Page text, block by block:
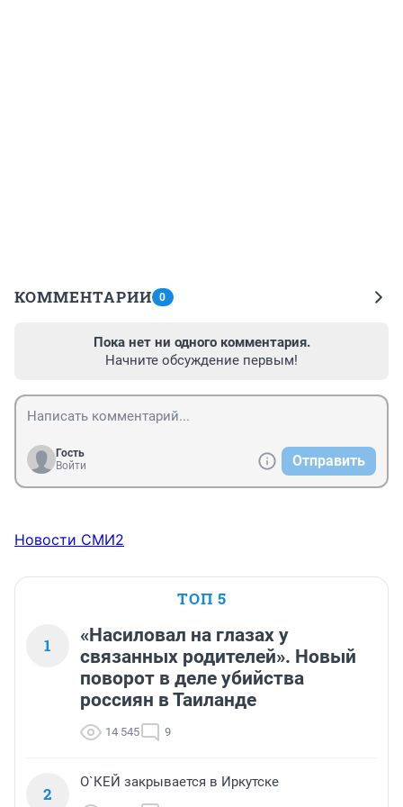
КОММЕНТАРИИ 0
Пока нет ни одного комментария.
Начните обсуждение первым!
Гость
Войти
Отправить
Новости СМИ2
ТОП 5
1
«Насиловал на глазах у
связанных родителей». Новый
поворот в деле убийства
россиян в Таиланде
14 545 9
2
О`КЕЙ закрывается в Иркутске